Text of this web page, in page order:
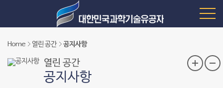
Home 열린 공간 공지사항
열린 공간
공지사항